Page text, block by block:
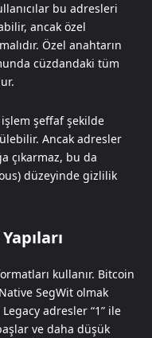
bu adresleri
ancak özel
Özel anahtarın
cüzdandaki tüm
şeffaf şekilde
Ancak adresler
çıkarmaz, bu da
düzeyinde gizlilik
kullanır. Bitcoin
SegWit olmak
adresler “1” ile
ve daha düşük